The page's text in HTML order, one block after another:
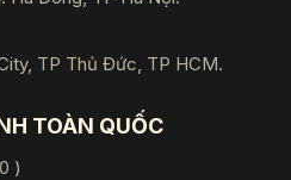
TP Thủ Đức, TP HCM.
TOÀN QUỐC
)